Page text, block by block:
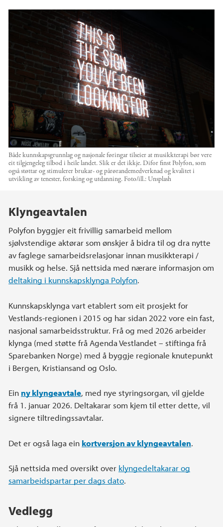
Både kunnskapsgrunnlag og nasjonale føringar tilseier at musikkterapi bør vere
eit tilgjengeleg tilbod i heile landet. Slik er det ikkje. Difor finst Polyfon, som
også støttar og stimulerer brukar- og pårørandemedverknad og kvalitet i
utvikling av tenester, forsking og utdanning. Foto/ill.:Unsplash
Hovedinnhold
Klyngeavtalen
Polyfon byggjer eit frivillig samarbeid mellom
sjølvstendige aktørar som ønskjer å bidra til og dra nytte
av faglege samarbeidsrelasjonar innan musikkterapi /
musikk og helse. Sjå nettsida med nærare informasjon om
deltaking i kunnskapsklynga Polyfon.
Kunnskapsklynga vart etablert som eit prosjekt for
Vestlands-regionen i 2015 og har sidan 2022 vore ein fast,
nasjonal samarbeidsstruktur. Frå og med 2026 arbeider
klynga (med støtte frå Agenda Vestlandet – stiftinga frå
Sparebanken Norge) med å byggje regionale knutepunkt
i Bergen, Kristiansand og Oslo.
Ein ny klyngeavtale, med nye styringsorgan, vil gjelde
frå 1. januar 2026. Deltakarar som kjem til etter dette, vil
signere tiltredingssavtalar.
Det er også laga ein kortversjon av klyngeavtalen.
Sjå nettsida med oversikt over klyngedeltakarar og
samarbeidspartar per dags dato.
Vedlegg